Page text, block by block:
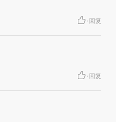
· 回复
· 回复